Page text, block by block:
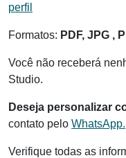
perfil
Formatos: PDF, JPG ,
Você não receberá
Studio.
Deseja personalizar
contato pelo WhatsApp.
Verifique todas as